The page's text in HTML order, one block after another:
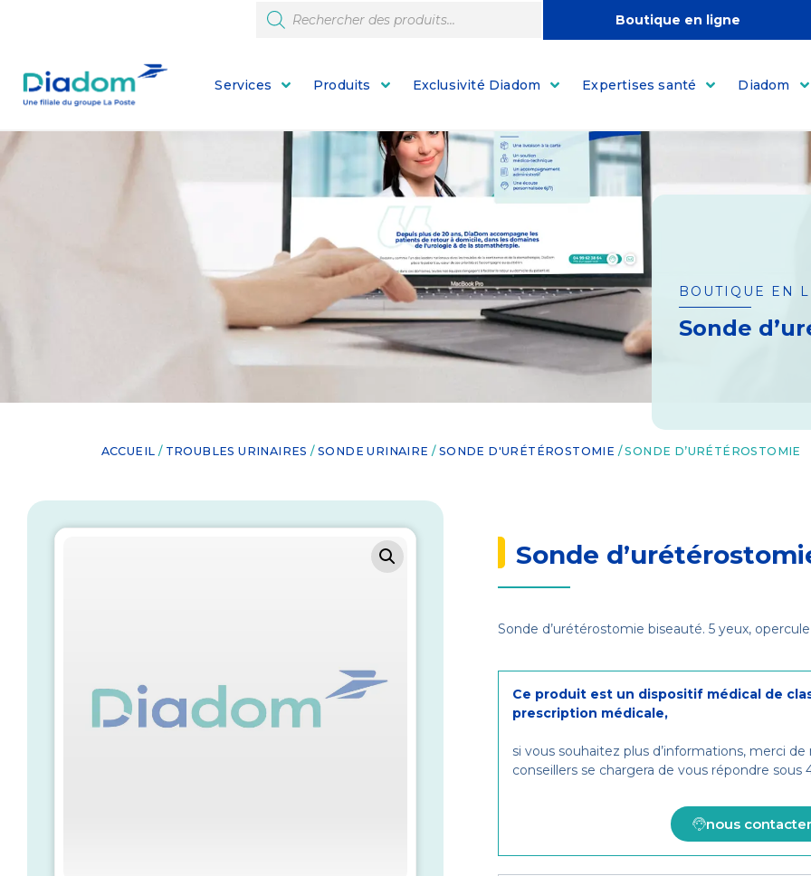
Boutique en ligne
Services Produits Exclusivité Diadom Expertises santé Diadom
BOUTIQUE EN
Sonde
ACCUEIL / TROUBLES URINAIRES / SONDE URINAIRE / SONDE D'URÉTÉROSTOMIE / SONDE D’URÉTÉROSTOMIE
Sonde
Sonde d’urétérostomie biseauté. 5 yeux,
Ce produit est un dispositif médical de
prescription médicale,
si vous souhaitez plus d’informations, merci
conseillers se chargera de vous répondre sous
nous contacter